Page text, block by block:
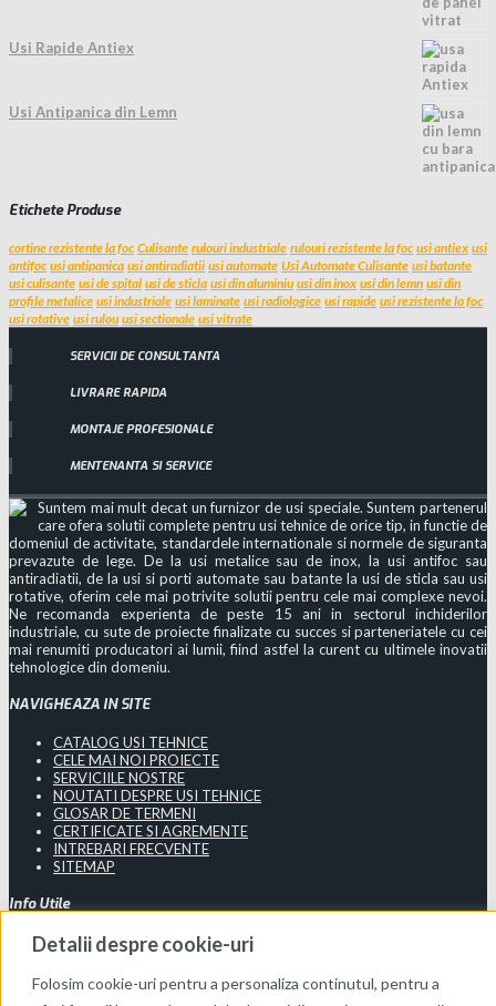
Detalii despre cookie-uri
Folosim cookie-uri pentru a personaliza continutul, pentru a
Usi Rapide Antiex
Usi Antipanica din Lemn
Etichete Produse
cortine rezistente la foc Culisante rulouri industriale rulouri rezistente la foc usi antiex usi
antifoc usi antipanica usi antiradiatii usi automate Usi Automate Culisante usi batante
usi culisante usi de spital usi de sticla usi din aluminiu usi din inox usi din lemn usi din
profile metalice usi industriale usi laminate usi radiologice usi rapide usi rezistente la foc
usi rotative usi rulou usi sectionale usi vitrate
SERVICII DE CONSULTANTA
LIVRARE RAPIDA
MONTAJE PROFESIONALE
MENTENANTA SI SERVICE
Suntem mai mult decat un furnizor de usi speciale. Suntem partenerul
care ofera solutii complete pentru usi tehnice de orice tip, in functie de
domeniul de activitate, standardele internationale si normele de siguranta
prevazute de lege. De la usi metalice sau de inox, la usi antifoc sau
antiradiatii, de la usi si porti automate sau batante la usi de sticla sau usi
rotative, oferim cele mai potrivite solutii pentru cele mai complexe nevoi.
Ne recomanda experienta de peste 15 ani in sectorul inchiderilor
industriale, cu sute de proiecte finalizate cu succes si parteneriatele cu cei
mai renumiti producatori ai lumii, fiind astfel la curent cu ultimele inovatii
tehnologice din domeniu.
NAVIGHEAZA IN SITE
CATALOG USI TEHNICE
CELE MAI NOI PROIECTE
SERVICIILE NOSTRE
NOUTATI DESPRE USI TEHNICE
GLOSAR DE TERMENI
CERTIFICATE SI AGREMENTE
INTREBARI FRECVENTE
SITEMAP
Info Utile
Termeni si Conditii
Confidentialitate
Politica de Cookies